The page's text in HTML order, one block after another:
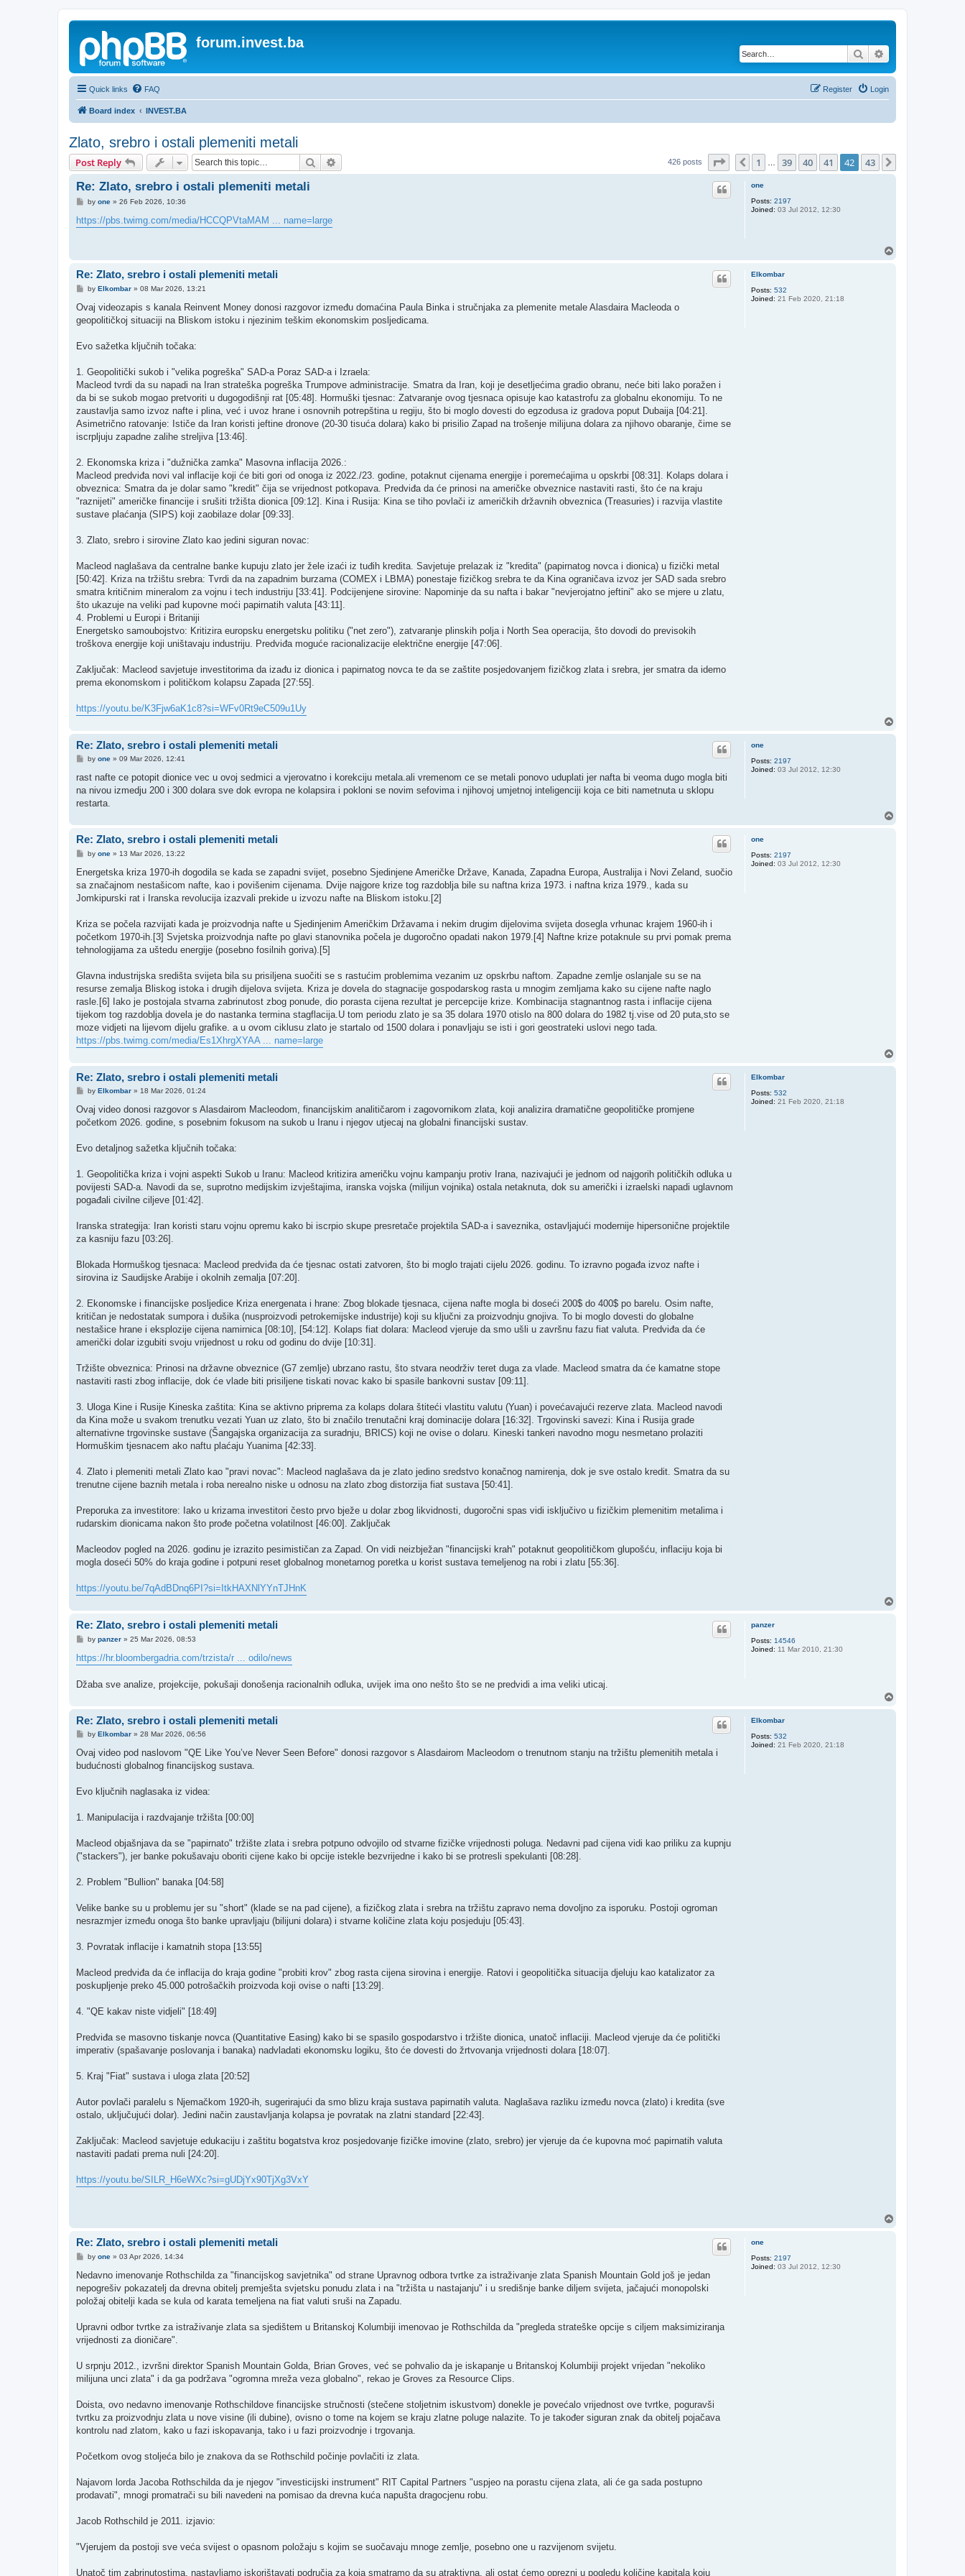
forum.invest.ba
Search
Quick links FAQ Login
Register
Board index INVEST.BA
Zlato, srebro i ostali plemeniti metali
Post Reply Search 426 posts Page 42 of43
Previous
1 39 40 41 42 43
one
Posts: 2197
Joined: 03 Jul 2012, 12:30
Re: Zlato, srebro i ostali plemeniti metali
P
s
t
by one» 26 Feb 2026, 10:36
https://pbs.twimg.com/media/HCCQPVtaMAM ... name=large
Elkombar
Posts: 532
Joined: 21 Feb 2020, 21:18
Re: Zlato, srebro i ostali plemeniti metali
P
s
by Elkombar» 08 Mar 2026, 13:21
Ovaj videozapis s kanala Reinvent Money donosi razgovor između domaćina Paula Binka i stručnjaka za plemenite metale Alasdaira Macleoda o
geopolitičkoj situaciji na Bliskom istoku i njezinim teškim ekonomskim posljedicama.
​Evo sažetka ključnih točaka:
​1. Geopolitički sukob i "velika pogreška" SAD-a ​Poraz SAD-a i Izraela:
Macleod tvrdi da su napadi na Iran strateška pogreška Trumpove administracije. Smatra da Iran, koji je desetljećima gradio obranu, neće biti lako poražen i
da bi se sukob mogao pretvoriti u dugogodišnji rat [05:48]. ​Hormuški tjesnac: Zatvaranje ovog tjesnaca opisuje kao katastrofu za globalnu ekonomiju. To ne
zaustavlja samo izvoz nafte i plina, već i uvoz hrane i osnovnih potrepština u regiju, što bi moglo dovesti do egzodusa iz gradova poput Dubaija [04:21]. ​
Asimetrično ratovanje: Ističe da Iran koristi jeftine dronove (20-30 tisuća dolara) kako bi prisilio Zapad na trošenje milijuna dolara za njihovo obaranje, čime se
iscrpljuju zapadne zalihe streljiva [13:46]. ​
2. Ekonomska kriza i "dužnička zamka" ​Masovna inflacija 2026.:
Macleod predviđa novi val inflacije koji će biti gori od onoga iz 2022./23. godine, potaknut cijenama energije i poremećajima u opskrbi [08:31]. ​Kolaps dolara i
obveznica: Smatra da je dolar samo "kredit" čija se vrijednost potkopava. Predviđa da će prinosi na američke obveznice nastaviti rasti, što će na kraju
"raznijeti" američke financije i srušiti tržišta dionica [09:12]. ​Kina i Rusija: Kina se tiho povlači iz američkih državnih obveznica (Treasuries) i razvija vlastite
sustave plaćanja (SIPS) koji zaobilaze dolar [09:33]. ​
3. Zlato, srebro i sirovine ​Zlato kao jedini siguran novac:
Macleod naglašava da centralne banke kupuju zlato jer žele izaći iz tuđih kredita. Savjetuje prelazak iz "kredita" (papirnatog novca i dionica) u fizički metal
[50:42]. ​Kriza na tržištu srebra: Tvrdi da na zapadnim burzama (COMEX i LBMA) ponestaje fizičkog srebra te da Kina ograničava izvoz jer SAD sada srebro
smatra kritičnim mineralom za vojnu i tech industriju [33:41]. ​Podcijenjene sirovine: Napominje da su nafta i bakar "nevjerojatno jeftini" ako se mjere u zlatu,
što ukazuje na veliki pad kupovne moći papirnatih valuta [43:11]. ​
4. Problemi u Europi i Britaniji ​
Energetsko samoubojstvo: Kritizira europsku energetsku politiku ("net zero"), zatvaranje plinskih polja i North Sea operacija, što dovodi do previsokih
troškova energije koji uništavaju industriju. Predviđa moguće racionalizacije električne energije [47:06].
​Zaključak: Macleod savjetuje investitorima da izađu iz dionica i papirnatog novca te da se zaštite posjedovanjem fizičkog zlata i srebra, jer smatra da idemo
prema ekonomskom i političkom kolapsu Zapada [27:55].
https://youtu.be/K3Fjw6aK1c8?si=WFv0Rt9eC509u1Uy
one
Posts: 2197
Joined: 03 Jul 2012, 12:30
Re: Zlato, srebro i ostali plemeniti metali
P
s
by one» 09 Mar 2026, 12:41
rast nafte ce potopit dionice vec u ovoj sedmici a vjerovatno i korekciju metala.ali vremenom ce se metali ponovo uduplati jer nafta bi veoma dugo mogla biti
na nivou izmedju 200 i 300 dolara sve dok evropa ne kolapsira i pokloni se novim sefovima i njihovoj umjetnoj inteligenciji koja ce biti nametnuta u sklopu
restarta.
one
Posts: 2197
Joined: 03 Jul 2012, 12:30
Re: Zlato, srebro i ostali plemeniti metali
P
s
by one» 13 Mar 2026, 13:22
Energetska kriza 1970-ih dogodila se kada se zapadni svijet, posebno Sjedinjene Američke Države, Kanada, Zapadna Europa, Australija i Novi Zeland, suočio
sa značajnom nestašicom nafte, kao i povišenim cijenama. Dvije najgore krize tog razdoblja bile su naftna kriza 1973. i naftna kriza 1979., kada su
Jomkipurski rat i Iranska revolucija izazvali prekide u izvozu nafte na Bliskom istoku.[2]
Kriza se počela razvijati kada je proizvodnja nafte u Sjedinjenim Američkim Državama i nekim drugim dijelovima svijeta dosegla vrhunac krajem 1960-ih i
početkom 1970-ih.[3] Svjetska proizvodnja nafte po glavi stanovnika počela je dugoročno opadati nakon 1979.[4] Naftne krize potaknule su prvi pomak prema
tehnologijama za uštedu energije (posebno fosilnih goriva).[5]
Glavna industrijska središta svijeta bila su prisiljena suočiti se s rastućim problemima vezanim uz opskrbu naftom. Zapadne zemlje oslanjale su se na
resurse zemalja Bliskog istoka i drugih dijelova svijeta. Kriza je dovela do stagnacije gospodarskog rasta u mnogim zemljama kako su cijene nafte naglo
rasle.[6] Iako je postojala stvarna zabrinutost zbog ponude, dio porasta cijena rezultat je percepcije krize. Kombinacija stagnantnog rasta i inflacije cijena
tijekom tog razdoblja dovela je do nastanka termina stagflacija.U tom periodu zlato je sa 35 dolara 1970 otislo na 800 dolara do 1982 tj.vise od 20 puta,sto se
moze vidjeti na lijevom dijelu grafike. a u ovom ciklusu zlato je startalo od 1500 dolara i ponavljaju se isti i gori geostrateki uslovi nego tada.
https://pbs.twimg.com/media/Es1XhrgXYAA ... name=large
Elkombar
Posts: 532
Joined: 21 Feb 2020, 21:18
Re: Zlato, srebro i ostali plemeniti metali
P
s
by Elkombar» 18 Mar 2026, 01:24
Ovaj video donosi razgovor s Alasdairom Macleodom, financijskim analitičarom i zagovornikom zlata, koji analizira dramatične geopolitičke promjene
početkom 2026. godine, s posebnim fokusom na sukob u Iranu i njegov utjecaj na globalni financijski sustav.
​Evo detaljnog sažetka ključnih točaka:
​1. Geopolitička kriza i vojni aspekti ​Sukob u Iranu: Macleod kritizira američku vojnu kampanju protiv Irana, nazivajući je jednom od najgorih političkih odluka u
povijesti SAD-a. Navodi da se, suprotno medijskim izvještajima, iranska vojska (milijun vojnika) ostala netaknuta, dok su američki i izraelski napadi uglavnom
pogađali civilne ciljeve [01:42].
​Iranska strategija: Iran koristi staru vojnu opremu kako bi iscrpio skupe presretače projektila SAD-a i saveznika, ostavljajući modernije hipersonične projektile
za kasniju fazu [03:26].
​Blokada Hormuškog tjesnaca: Macleod predviđa da će tjesnac ostati zatvoren, što bi moglo trajati cijelu 2026. godinu. To izravno pogađa izvoz nafte i
sirovina iz Saudijske Arabije i okolnih zemalja [07:20]. ​
2. Ekonomske i financijske posljedice ​Kriza energenata i hrane: Zbog blokade tjesnaca, cijena nafte mogla bi doseći 200$ do 400$ po barelu. Osim nafte,
kritičan je nedostatak sumpora i dušika (nusproizvodi petrokemijske industrije) koji su ključni za proizvodnju gnojiva. To bi moglo dovesti do globalne
nestašice hrane i eksplozije cijena namirnica [08:10], [54:12]. ​Kolaps fiat dolara: Macleod vjeruje da smo ušli u završnu fazu fiat valuta. Predviđa da će
američki dolar izgubiti svoju vrijednost u roku od godinu do dvije [10:31].
​Tržište obveznica: Prinosi na državne obveznice (G7 zemlje) ubrzano rastu, što stvara neodrživ teret duga za vlade. Macleod smatra da će kamatne stope
nastaviti rasti zbog inflacije, dok će vlade biti prisiljene tiskati novac kako bi spasile bankovni sustav [09:11]. ​
3. Uloga Kine i Rusije ​Kineska zaštita: Kina se aktivno priprema za kolaps dolara štiteći vlastitu valutu (Yuan) i povećavajući rezerve zlata. Macleod navodi
da Kina može u svakom trenutku vezati Yuan uz zlato, što bi značilo trenutačni kraj dominacije dolara [16:32]. ​Trgovinski savezi: Kina i Rusija grade
alternativne trgovinske sustave (Šangajska organizacija za suradnju, BRICS) koji ne ovise o dolaru. Kineski tankeri navodno mogu nesmetano prolaziti
Hormuškim tjesnacem ako naftu plaćaju Yuanima [42:33].
​4. Zlato i plemeniti metali ​Zlato kao "pravi novac": Macleod naglašava da je zlato jedino sredstvo konačnog namirenja, dok je sve ostalo kredit. Smatra da su
trenutne cijene baznih metala i roba nerealno niske u odnosu na zlato zbog distorzija fiat sustava [50:41]. ​
Preporuka za investitore: Iako u krizama investitori često prvo bježe u dolar zbog likvidnosti, dugoročni spas vidi isključivo u fizičkim plemenitim metalima i
rudarskim dionicama nakon što prođe početna volatilnost [46:00]. ​Zaključak
​Macleodov pogled na 2026. godinu je izrazito pesimističan za Zapad. On vidi neizbježan "financijski krah" potaknut geopolitičkom glupošću, inflaciju koja bi
mogla doseći 50% do kraja godine i potpuni reset globalnog monetarnog poretka u korist sustava temeljenog na robi i zlatu [55:36].
https://youtu.be/7qAdBDnq6PI?si=ItkHAXNlYYnTJHnK
panzer
Posts: 14546
Joined: 11 Mar 2010, 21:30
Re: Zlato, srebro i ostali plemeniti metali
P
s
t
by panzer» 25 Mar 2026, 08:53
https://hr.bloombergadria.com/trzista/r ... odilo/news
Džaba sve analize, projekcije, pokušaji donošenja racionalnih odluka, uvijek ima ono nešto što se ne predvidi a ima veliki uticaj.
Elkombar
Posts: 532
Joined: 21 Feb 2020, 21:18
Re: Zlato, srebro i ostali plemeniti metali
P
s
by Elkombar» 28 Mar 2026, 06:56
Ovaj video pod naslovom "QE Like You’ve Never Seen Before" donosi razgovor s Alasdairom Macleodom o trenutnom stanju na tržištu plemenitih metala i
budućnosti globalnog financijskog sustava.
​Evo ključnih naglasaka iz videa:
​1. Manipulacija i razdvajanje tržišta [00:00] ​
Macleod objašnjava da se "papirnato" tržište zlata i srebra potpuno odvojilo od stvarne fizičke vrijednosti poluga. ​Nedavni pad cijena vidi kao priliku za kupnju
("stackers"), jer banke pokušavaju oboriti cijene kako bi opcije istekle bezvrijedne i kako bi se protresli spekulanti [08:28].
​2. Problem "Bullion" banaka [04:58] ​
Velike banke su u problemu jer su "short" (klade se na pad cijene), a fizičkog zlata i srebra na tržištu zapravo nema dovoljno za isporuku. ​Postoji ogroman
nesrazmjer između onoga što banke upravljaju (bilijuni dolara) i stvarne količine zlata koju posjeduju [05:43].
​3. Povratak inflacije i kamatnih stopa [13:55]
​Macleod predviđa da će inflacija do kraja godine "probiti krov" zbog rasta cijena sirovina i energije. ​Ratovi i geopolitička situacija djeluju kao katalizator za
poskupljenje preko 45.000 potrošačkih proizvoda koji ovise o nafti [13:29]. ​
4. "QE kakav niste vidjeli" [18:49]
​Predviđa se masovno tiskanje novca (Quantitative Easing) kako bi se spasilo gospodarstvo i tržište dionica, unatoč inflaciji. ​Macleod vjeruje da će politički
imperativ (spašavanje poslovanja i banaka) nadvladati ekonomsku logiku, što će dovesti do žrtvovanja vrijednosti dolara [18:07]. ​
5. Kraj "Fiat" sustava i uloga zlata [20:52]
​Autor povlači paralelu s Njemačkom 1920-ih, sugerirajući da smo blizu kraja sustava papirnatih valuta. ​Naglašava razliku između novca (zlato) i kredita (sve
ostalo, uključujući dolar). Jedini način zaustavljanja kolapsa je povratak na zlatni standard [22:43].
​Zaključak: Macleod savjetuje edukaciju i zaštitu bogatstva kroz posjedovanje fizičke imovine (zlato, srebro) jer vjeruje da će kupovna moć papirnatih valuta
nastaviti padati prema nuli [24:20].
https://youtu.be/SILR_H6eWXc?si=gUDjYx90TjXg3VxY
one
Posts: 2197
Joined: 03 Jul 2012, 12:30
Re: Zlato, srebro i ostali plemeniti metali
P
s
by one» 03 Apr 2026, 14:34
Nedavno imenovanje Rothschilda za "financijskog savjetnika" od strane Upravnog odbora tvrtke za istraživanje zlata Spanish Mountain Gold još je jedan
nepogrešiv pokazatelj da drevna obitelj premješta svjetsku ponudu zlata i na "tržišta u nastajanju" i u središnje banke diljem svijeta, jačajući monopolski
položaj obitelji kada se kula od karata temeljena na fiat valuti sruši na Zapadu.
Upravni odbor tvrtke za istraživanje zlata sa sjedištem u Britanskoj Kolumbiji imenovao je Rothschilda da "pregleda strateške opcije s ciljem maksimiziranja
vrijednosti za dioničare".
U srpnju 2012., izvršni direktor Spanish Mountain Golda, Brian Groves, već se pohvalio da je iskapanje u Britanskoj Kolumbiji projekt vrijedan "nekoliko
milijuna unci zlata" i da ga podržava "ogromna mreža veza globalno", rekao je Groves za Resource Clips.
Doista, ovo nedavno imenovanje Rothschildove financijske stručnosti (stečene stoljetnim iskustvom) donekle je povećalo vrijednost ove tvrtke, poguravši
tvrtku za proizvodnju zlata u nove visine (ili dubine), ovisno o tome na kojem se kraju zlatne poluge nalazite. To je također siguran znak da obitelj pojačava
kontrolu nad zlatom, kako u fazi iskopavanja, tako i u fazi proizvodnje i trgovanja.
Početkom ovog stoljeća bilo je znakova da se Rothschild počinje povlačiti iz zlata.
Najavom lorda Jacoba Rothschilda da je njegov "investicijski instrument" RIT Capital Partners "uspjeo na porastu cijena zlata, ali će ga sada postupno
prodavati", mnogi promatrači su bili navedeni na pomisao da drevna kuća napušta dragocjenu robu.
Jacob Rothschild je 2011. izjavio:
"Vjerujem da postoji sve veća svijest o opasnom položaju s kojim se suočavaju mnoge zemlje, posebno one u razvijenom svijetu.
Unatoč tim zabrinutostima, nastavljamo iskorištavati područja za koja smatramo da su atraktivna, ali ostat ćemo oprezni u pogledu količine kapitala koju